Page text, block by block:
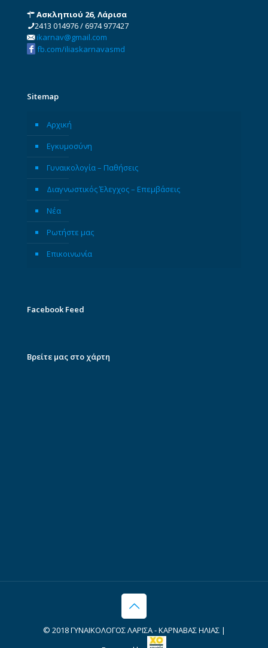
Ασκληπιού 26, Λάρισα
2413 014976/6974 977427
ikarnav@gmail.com
fb.com/iliaskarnavasmd
Sitemap
Αρχική
Εγκυμοσύνη
Γυναικολογία – Παθήσεις
Διαγνωστικός Έλεγχος – Επεμβάσεις
Νέα
Ρωτήστε μας
Επικοινωνία
Facebook Feed
Βρείτε μας στο χάρτη
© 2018 ΓΥΝΑΙΚΟΛΟΓΟΣ ΛΑΡΙΣΑ - ΚΑΡΝΑΒΑΣ ΗΛΙΑΣ |